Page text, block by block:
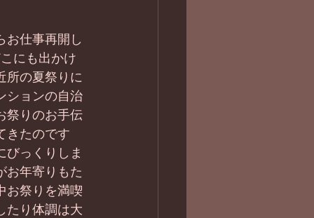
お仕事再開し
にも出かけ
所の夏祭りに
ションの自治
祭りのお手伝
きたのです
びっくりしま
お年寄りもた
お祭りを満喫
たり体調は大